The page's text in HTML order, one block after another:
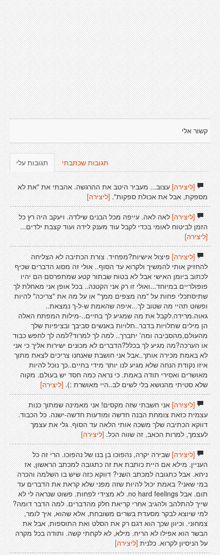
קשור אלי
תגובות עלי תגובות שכתבתי
[ליצירה]עצוב... מעביר היטב את ההרגשה. אהבתי את "את לא
מספקת, אבל את אכולת ספקות". [ליצירה]
[ליצירה]לאה לאה. עייפה מכל הבנים שילדה. ויעקב היה רץ כל
הזמן לביטוח לאומי בכדי לקבל עוד מענק לידה ועוד קצבת ילדים...
[ליצירה]
[ליצירה]פיצול אישיות?מפחיד. צורת הכתיבה לא הצליחה
להחזיק אותי להמשיך ולקרוא עד הסוף.. אולי זה מסוג הדברים שכיף
לכתוב ביומן האישי אבל לא בטוח שבתור קטע שמתפרסם הם יהיו
פופולריים במיוחד...ואולי זו רק אני הקטנה.. בכל אופן אני מאחלת לך
שתיסתכלי פחות על "מה מצפים ממך" או על מה את "צריכה" להיות
ופשוט תהיי מה שטוב לך...איפה שהאמת ש-ל-ך נמצאת..
גאוה.מרידה.לקבל את מה שמגיע לך בחיים..-מילות המפתח האלה
הן מילים שתלויות בדבר..תלויות באנשים סביבך ובציפיות שלך
מהעולם,מהסביבה ומה' יתברך.. למה לך למרוד?למה לך לחפש כבוד
או הערכה?מה מגיע לך בכלל?הדברים לא מכונים ישירות אליך כי אני
לא באמת מכירה אותך..אבל אני חושבת שאנחנו צריכים לצאת מתוך
איזו נקודת הנחה שלא מגיע לנו יותר מידי בחיים..כך נוכל להיות
מאושרים ואסירי תודה באמת. כי נראה כמה חסד יש בעולם. מקוה
שלא סטיתי מהנושא בלי לשים לב..היי מאושרת :). [ליצירה]
[ליצירה]אני חשבתי שזה מקסים! אני מאמינה שמתוך כנות
עצמית כזאת צומחת הבנה חדשה ומודעות חדשה-ישנה. כל הכבוד.
דווקא הכתיבה שלך משכה אותי הלאה עד הסוף. גלי את עצמך
לעצמך, למרות הכאב, זה שווה הכל. [ליצירה]
[ליצירה]שבירה יקרה, נהפוכו בן בנו של נהפוכו. הרי זה כל
העניין. מילא אם היית כותבת את זה כתגובה למכתב הראשון, אז
ניחא. אבל כתגובה למכתב השני? דווקא כזה שיש בו השלמה והכרה
במי שאני? באמת יכול להיות שזה מפני שלא קראת את הדברים עד
תום. אבל no hard feelings. לא מצידי לפחות. פשוט שנראה לי לא
שייך להתלהב ולהגיב אחרי קריאת חלק מהדברים. למה הדבר דומה?
למי שיוצא לבקר מסעדת בשרים משובחת, אלא שהוא, איך לומר,
צמחוני. וכיוון שכך הוא דגם רק את הסלט ואת התוספות, אבל את
הבשר הוא אפילו לא הריח. מילא, לא לקחתי קשה. ותודה בכל מקרה
על הניסיון לקרוא. כלנית [ליצירה]